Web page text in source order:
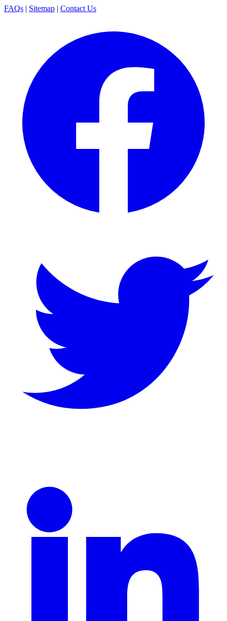
FAQs | Sitemap | Contact Us